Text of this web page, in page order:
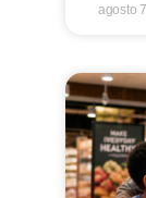
agosto